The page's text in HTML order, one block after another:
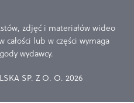
zdjęć i materiałów wideo
lub w części wymaga
wydawcy.
SP. Z O. O. 2026